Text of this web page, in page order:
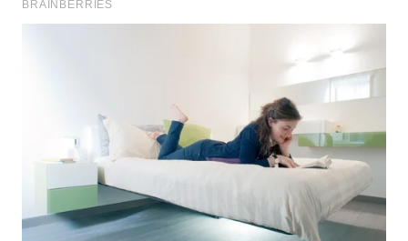
UTARA
PADANG
LAWAS
WN
SUMEDANG